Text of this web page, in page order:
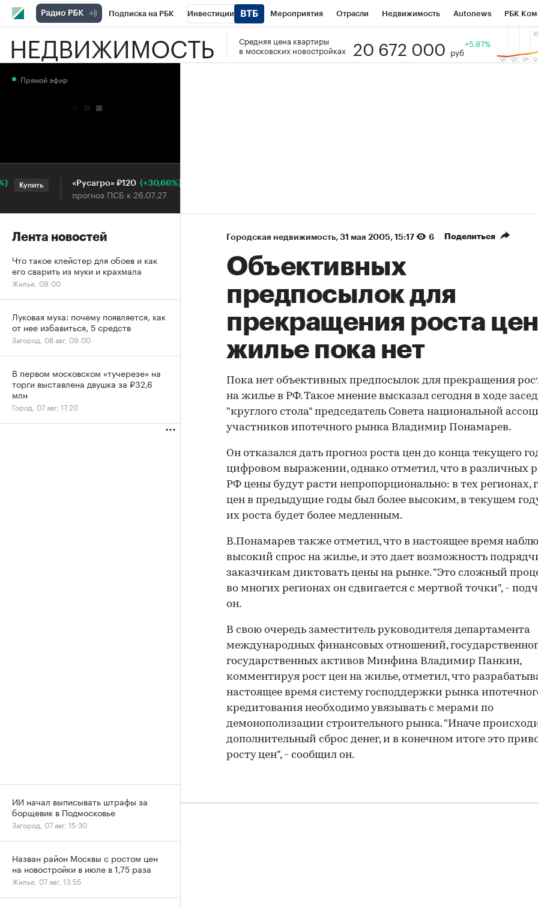
Подписка на РБК Инвестиции Мероприятия Отрасли Недвижимость Autonews РБК
РБК Вино Спорт Школа управления РБК РБК Образование Тренды
НЕДВИЖИМОСТЬ
Средняя цена квартиры
в московских новостройках
20 672 000 руб
+5.87%
Городская недвижимость⁠, 31 мая 2005, 15:17 6 Поделиться
Объективных
предпосылок для
прекращения роста
жилье пока нет
Пока нет объективных предпосылок для прекращения
на жилье в РФ. Такое мнение высказал сегодня в ходе
"круглого стола" председатель Совета национальной
участников ипотечного рынка Владимир Понамарев.
Он отказался дать прогноз роста цен до конца текущего
цифровом выражении, однако отметил, что в различных
РФ цены будут расти непропорционально: в тех регионах,
цен в предыдущие годы был более высоким, в текущем
их роста будет более медленным.
В.Понамарев также отметил, что в настоящее время
высокий спрос на жилье, и это дает возможность
заказчикам диктовать цены на рынке. "Это сложный
во многих регионах он сдвигается с мертвой точки", -
он.
В свою очередь заместитель руководителя департамента
международных финансовых отношений,
государственных активов Минфина Владимир Панкин,
комментируя рост цен на жилье, отметил, что
настоящее время систему господдержки рынка
кредитования необходимо увязывать с мерами по
демонополизации строительного рынка. "Иначе
дополнительный сброс денег, и в конечном итоге это
росту цен", - сообщил он.
Прямой эфир
Купить «Русагро» ₽120 (+30,66%)
прогноз ПСБ к 26.07.27
Купить
Лента новостей
Что такое клейстер для обоев и как
его сварить из муки и крахмала
Жилье, 09:00
Луковая муха: почему появляется, как
от нее избавиться, 5 средств
Загород, 08 авг, 09:00
В первом московском «тучерезе» на
торги выставлена двушка за ₽32,6
млн
Город, 07 авг, 17:20
ИИ начал выписывать штрафы за
борщевик в Подмосковье
Загород, 07 авг, 15:30
Назван район Москвы с ростом цен
на новостройки в июле в 1,75 раза
Жилье, 07 авг, 13:55